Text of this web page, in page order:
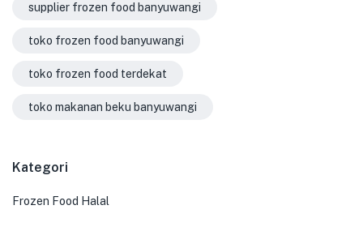
supplier frozen food banyuwangi
toko frozen food banyuwangi
toko frozen food terdekat
toko makanan beku banyuwangi
Kategori
Frozen Food Halal